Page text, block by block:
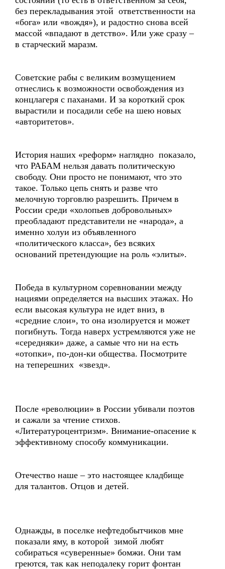
без перекладывания этой ответственности на
«бога» или «вождя»), и радостно снова всей
массой «впадают в детство». Или уже сразу –
в старческий маразм.
Советские рабы с великим возмущением
отнеслись к возможности освобождения из
концлагеря с паханами. И за короткий срок
вырастили и посадили себе на шею новых
«авторитетов».
История наших «реформ» наглядно показало,
что РАБАМ нельзя давать политическую
свободу. Они просто не понимают, что это
такое. Только цепь снять и разве что
мелочную торговлю разрешить. Причем в
России среди «холопьев добровольных»
преобладают представители не «народа», а
именно холуи из объявленного
«политического класса», без всяких
оснований претендующие на роль «элиты».
Победа в культурном соревновании между
нациями определяется на высших этажах. Но
если высокая культура не идет вниз, в
«средние слои», то она изолируется и может
погибнуть. Тогда наверх устремляются уже не
«середняки» даже, а самые что ни на есть
«отопки», по-дон-ки общества. Посмотрите
на теперешних «звезд».
После «революции» в России убивали поэтов
и сажали за чтение стихов.
«Литературоцентризм». Внимание-опасение к
эффективному способу коммуникации.
Отечество наше – это настоящее кладбище
для талантов. Отцов и детей.
Однажды, в поселке нефтедобытчиков мне
показали яму, в которой зимой любят
собираться «суверенные» бомжи. Они там
греются, так как неподалеку горит фонтан